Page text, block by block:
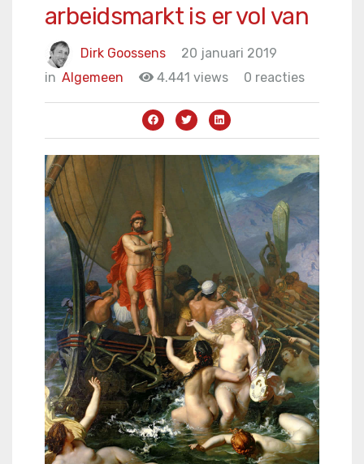
arbeidsmarkt is er vol van
Dirk Goossens
20 januari 2019
in Algemeen 4.441 views 0 reacties